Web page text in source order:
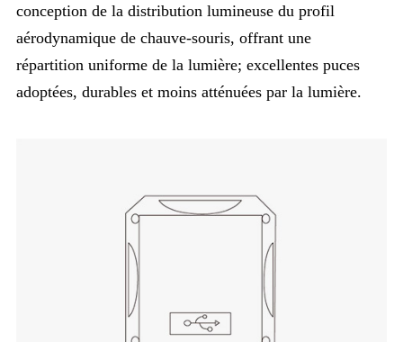
conception de la distribution lumineuse du profil
aérodynamique de chauve-souris, offrant une
répartition uniforme de la lumière; excellentes puces
adoptées, durables et moins atténuées par la lumière.